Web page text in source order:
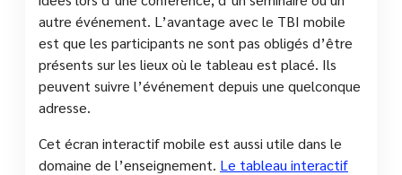
autre événement. L’avantage avec le TBI mobile
est que les participants ne sont pas obligés d’être
présents sur les lieux où le tableau est placé. Ils
peuvent suivre l’événement depuis une quelconque
adresse.
Cet écran interactif mobile est aussi utile dans le
domaine de l’enseignement. Le tableau interactif